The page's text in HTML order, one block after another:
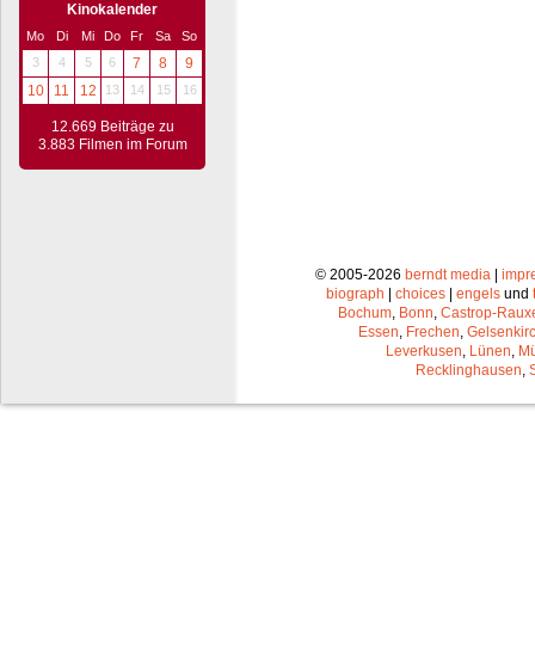
Kinokalender
Mo Di Mi Do Fr Sa
So
3
4 5 6 7 8
9
10
11 12 13 14 15 16
12.669 Beiträge zu
3.883 Filmen im Forum
© 2005-2026 berndt media|
biograph
choices engels und
Bochum, Bonn, Castrop-
Essen, Frechen,
Leverkusen, Lünen,
Recklinghausen,